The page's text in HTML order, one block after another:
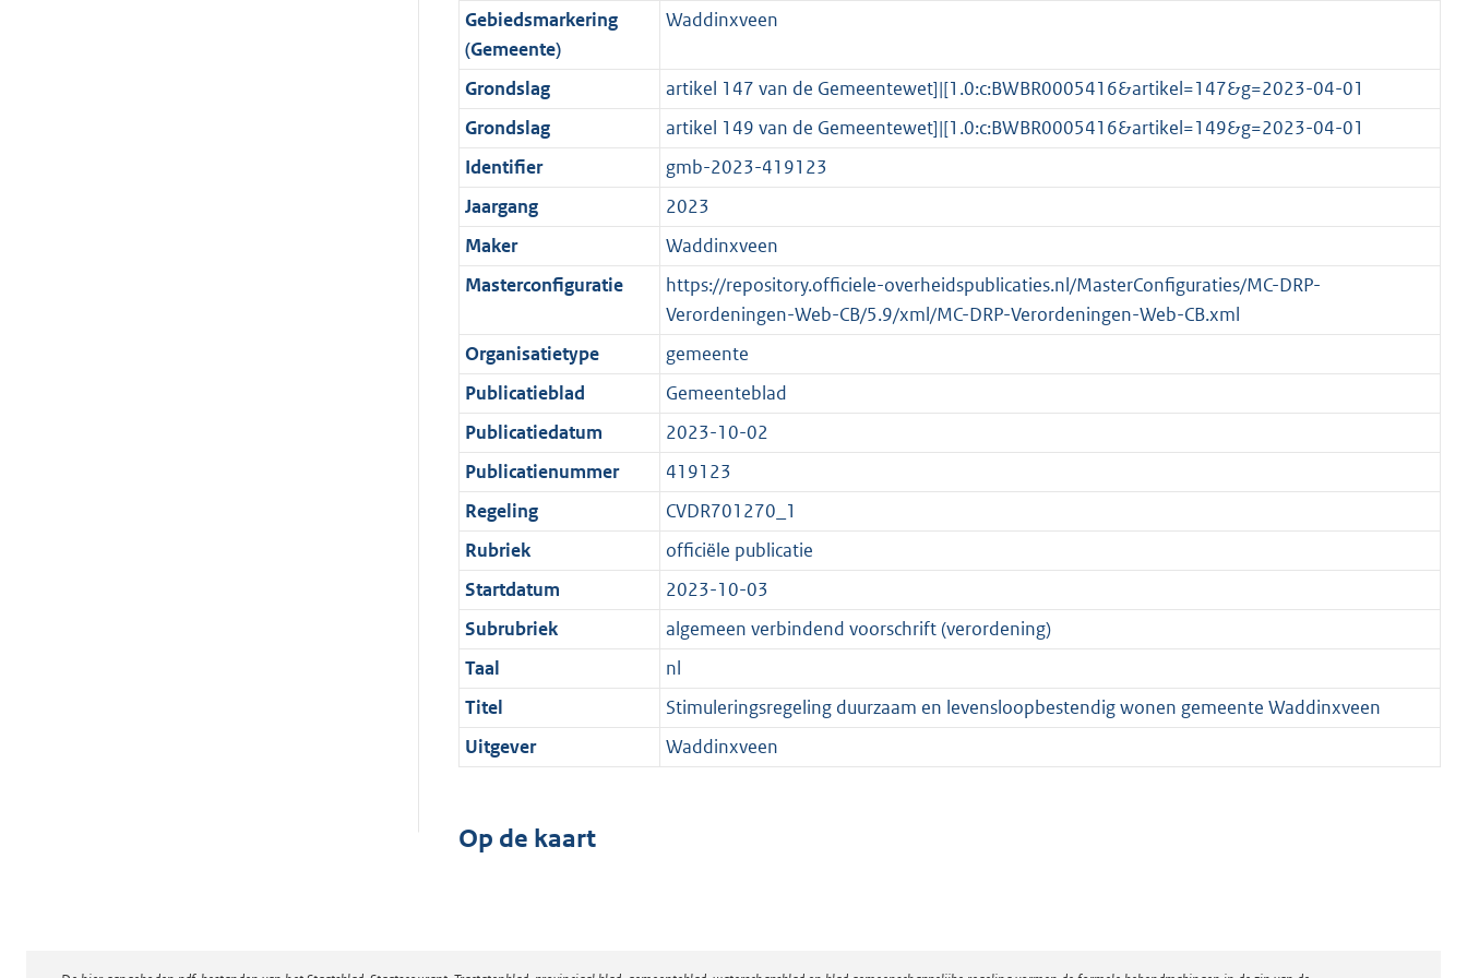
o
r
m
a
a
t
f
o
r
m
a
a
t
b
n
f
o
r
m
a
a
t
b
i
n
f
o
r
m
a
a
t
K
b
o
t
e
:
2
K
b
o
t
t
e
:
K
b
Gebiedsmarkering
(Gemeente)
Waddinxveen
Grondslag
artikel 147 van de Gemeentewet]|[1.0:c:BWBR0005416&artikel=147&g=2023-04-01
Grondslag
artikel 149 van de Gemeentewet]|[1.0:c:BWBR0005416&artikel=149&g=2023-04-01
Identifier
gmb-2023-419123
Jaargang
2023
Maker
Waddinxveen
Masterconfiguratie
https://repository.officiele-overheidspublicaties.nl/MasterConfiguraties/MC-DRP-
Verordeningen-Web-CB/5.9/xml/MC-DRP-Verordeningen-Web-CB.xml
Organisatietype
gemeente
Publicatieblad
Gemeenteblad
Publicatiedatum
2023-10-02
Publicatienummer
419123
Regeling
CVDR701270_1
Rubriek
officiële publicatie
Startdatum
2023-10-03
Subrubriek
algemeen verbindend voorschrift (verordening)
Taal
nl
Titel
Stimuleringsregeling duurzaam en levensloopbestendig wonen gemeente Waddinxveen
Uitgever
Waddinxveen
Op de kaart